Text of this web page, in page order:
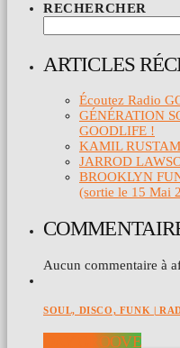
RECHERCHER
ARTICLES
Écoutez Radio
GÉNÉRATION
GOODLIFE !
KAMIL
JARROD
BROOKLYN
(sortie le 15 Mai
Aucun commentaire à
SOUL, DISCO, FUNK |
DAY GROOVE